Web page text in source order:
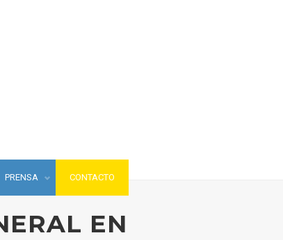
PRENSA CONTACTO
EN